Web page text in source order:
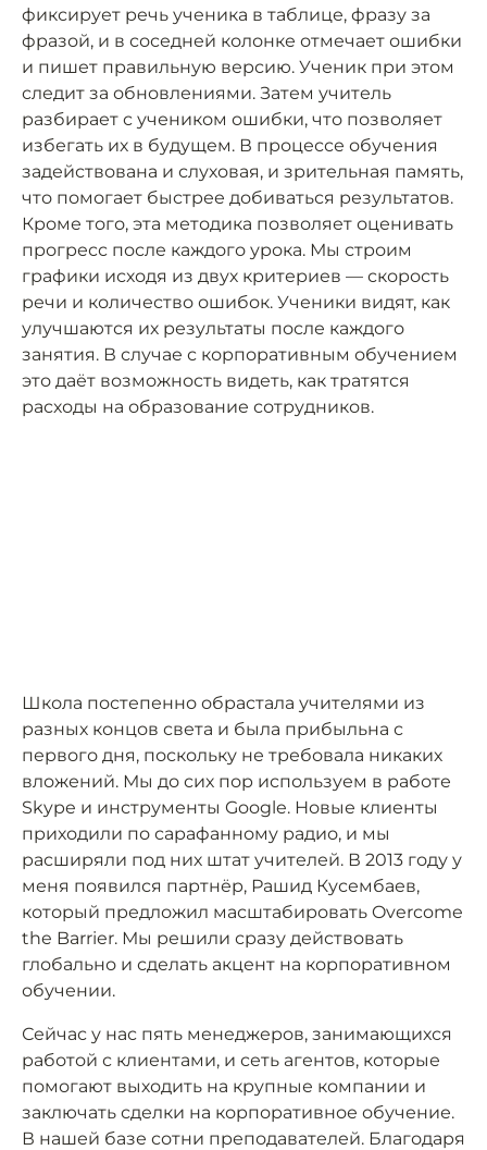
фиксирует речь ученика в таблице, фразу за
фразой, и в соседней колонке отмечает ошибки
и пишет правильную версию. Ученик при этом
следит за обновлениями. Затем учитель
разбирает с учеником ошибки, что позволяет
избегать их в будущем. В процессе обучения
задействована и слуховая, и зрительная память,
что помогает быстрее добиваться результатов.
Кроме того, эта методика позволяет оценивать
прогресс после каждого урока. Мы строим
графики исходя из двух критериев — скорость
речи и количество ошибок. Ученики видят, как
улучшаются их результаты после каждого
занятия. В случае с корпоративным обучением
это даёт возможность видеть, как тратятся
расходы на образование сотрудников.
Школа постепенно обрастала учителями из
разных концов света и была прибыльна с
первого дня, поскольку не требовала никаких
вложений. Мы до сих пор используем в работе
Skype и инструменты Google. Новые клиенты
приходили по сарафанному радио, и мы
расширяли под них штат учителей. В 2013 году у
меня появился партнёр, Рашид Кусембаев,
который предложил масштабировать Overcome
the Barrier. Мы решили сразу действовать
глобально и сделать акцент на корпоративном
обучении.
Сейчас у нас пять менеджеров, занимающихся
работой с клиентами, и сеть агентов, которые
помогают выходить на крупные компании и
заключать сделки на корпоративное обучение.
В нашей базе сотни преподавателей. Благодаря